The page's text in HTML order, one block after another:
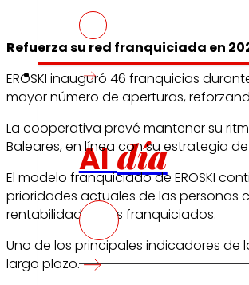
Prensa
Al día
Refuerza su red franquiciada en
EROSKI inauguró 46 franquicias
mayor número de aperturas,
La cooperativa prevé mantener su
Baleares, en línea con su estrategia
El modelo franquiciado de EROSKI
prioridades actuales de las personas
rentabilidad de los franquiciados.
Uno de los principales indicadores de
largo plazo.